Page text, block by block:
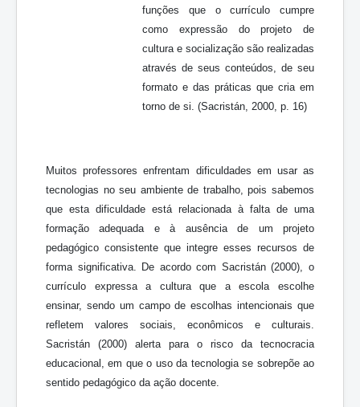
funções que o currículo cumpre
como expressão do projeto de
cultura e socialização são realizadas
através de seus conteúdos, de seu
formato e das práticas que cria em
torno de si. (Sacristán, 2000, p. 16)
Muitos professores enfrentam dificuldades em usar as
tecnologias no seu ambiente de trabalho, pois sabemos
que esta dificuldade está relacionada à falta de uma
formação adequada e à ausência de um projeto
pedagógico consistente que integre esses recursos de
forma significativa. De acordo com Sacristán (2000), o
currículo expressa a cultura que a escola escolhe
ensinar, sendo um campo de escolhas intencionais que
refletem valores sociais, econômicos e culturais.
Sacristán (2000) alerta para o risco da tecnocracia
educacional, em que o uso da tecnologia se sobrepõe ao
sentido pedagógico da ação docente.